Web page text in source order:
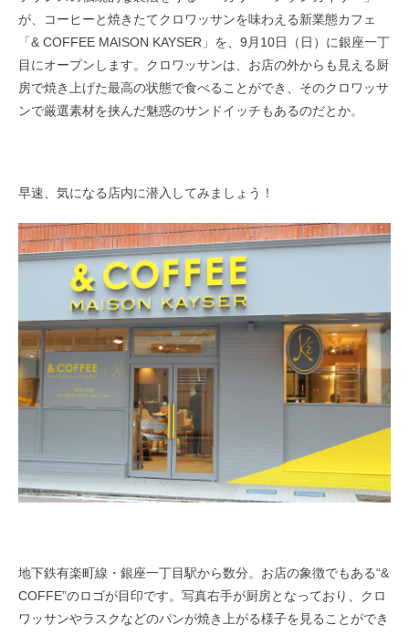
が、コーヒーと焼きたてクロワッサンを味わえる新業態カフェ
「& COFFEE MAISON KAYSER」を、9月10日（日）に銀座一丁
目にオープンします。クロワッサンは、お店の外からも見える厨
房で焼き上げた最高の状態で食べることができ、そのクロワッサ
ンで厳選素材を挟んだ魅惑のサンドイッチもあるのだとか。
早速、気になる店内に潜入してみましょう！
地下鉄有楽町線・銀座一丁目駅から数分。お店の象徴でもある“&
COFFE”のロゴが目印です。写真右手が厨房となっており、クロ
ワッサンやラスクなどのパンが焼き上がる様子を見ることができ